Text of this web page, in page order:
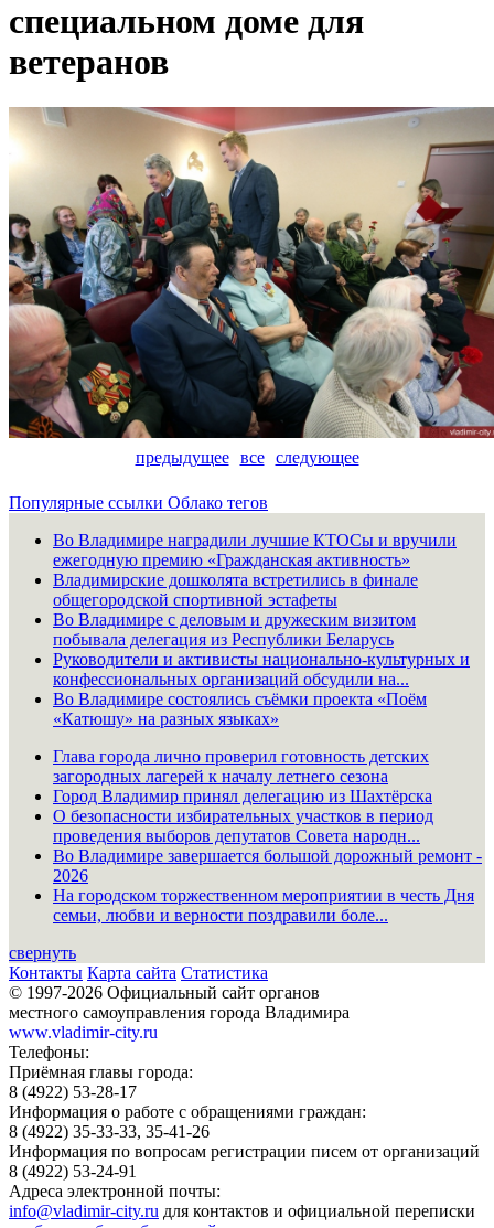
специальном доме для
ветеранов
предыдущее все следующее
Популярные ссылки Облако тегов
Во Владимире наградили лучшие КТОСы и вручили
ежегодную премию «Гражданская активность»
Владимирские дошколята встретились в финале
общегородской спортивной эстафеты
Во Владимире с деловым и дружеским визитом
побывала делегация из Республики Беларусь
Руководители и активисты национально-культурных и
конфессиональных организаций обсудили на...
Во Владимире состоялись съёмки проекта «Поём
«Катюшу» на разных языках»
Глава города лично проверил готовность детских
загородных лагерей к началу летнего сезона
Город Владимир принял делегацию из Шахтёрска
О безопасности избирательных участков в период
проведения выборов депутатов Совета народн...
Во Владимире завершается большой дорожный ремонт -
2026
На городском торжественном мероприятии в честь Дня
семьи, любви и верности поздравили боле...
свернуть
Контакты Карта сайта Статистика
© 1997-2026 Официальный сайт органов
местного самоуправления города Владимира
www.vladimir-city.ru
Телефоны:
Приёмная главы города:
8 (4922) 53-28-17
Информация о работе с обращениями граждан:
8 (4922) 35-33-33, 35-41-26
Информация по вопросам регистрации писем от организаций
8 (4922) 53-24-91
Адреса электронной почты:
info@vladimir-city.ru для контактов и официальной переписки